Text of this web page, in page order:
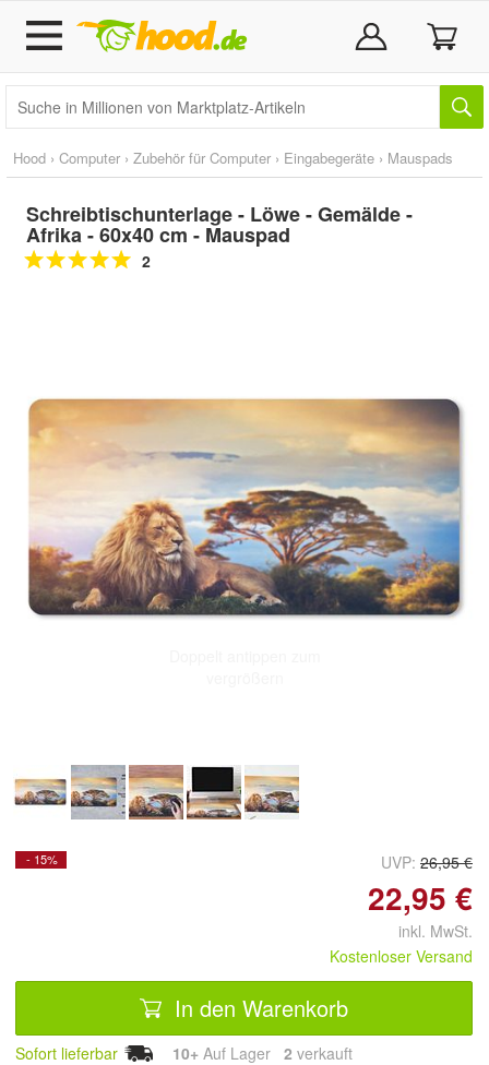
Hood › Computer › Zubehör für Computer › Eingabegeräte › Mauspads
Schreibtischunterlage - Löwe - Gemälde -
Afrika - 60x40 cm - Mauspad
2
- 15% UVP: 26,95 €
22,95 €
inkl. MwSt.
Kostenloser Versand
In den Warenkorb
Sofort lieferbar 10+ Auf Lager 2 verkauft